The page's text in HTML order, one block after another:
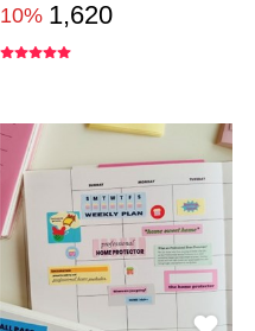
10% 1,620